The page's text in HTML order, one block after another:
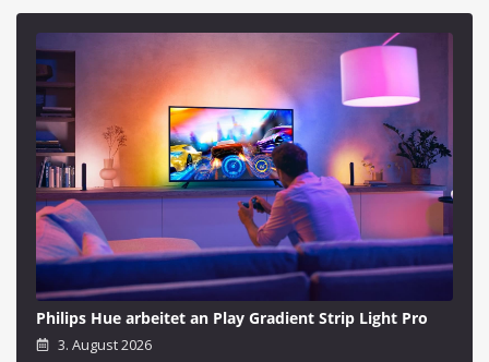
Philips Hue arbeitet an Play Gradient Strip Light Pro
3. August 2026